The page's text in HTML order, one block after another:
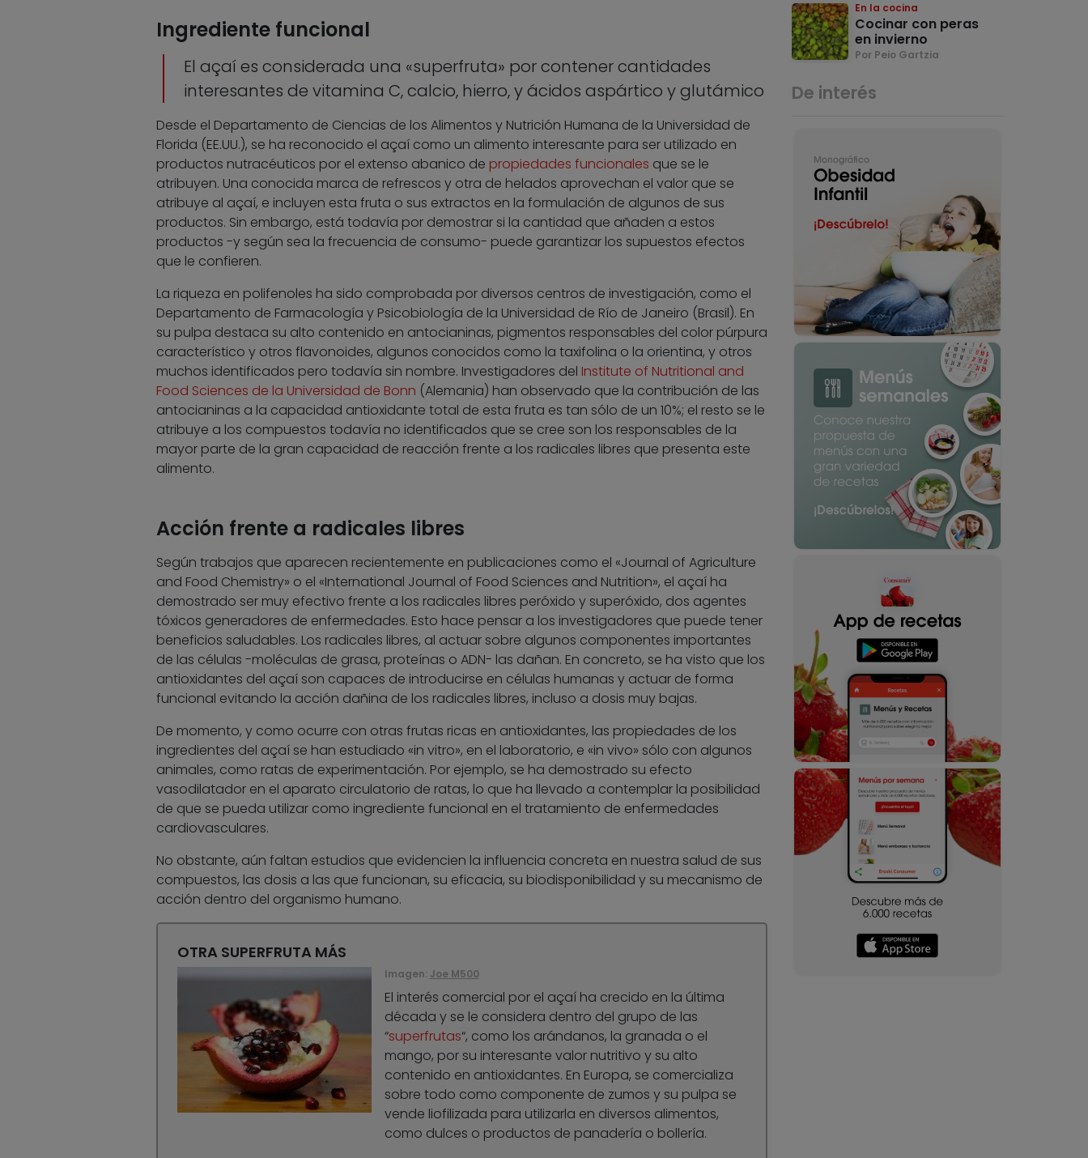
Ingrediente funcional
El açaí es considerada una «superfruta» por contener cantidades
interesantes de vitamina C, calcio, hierro, y ácidos aspártico y glutámico
Desde el Departamento de Ciencias de los Alimentos y Nutrición Humana de la Universidad de
Florida (EE.UU.), se ha reconocido el açaí como un alimento interesante para ser utilizado en
productos nutracéuticos por el extenso abanico de propiedades funcionales que se le
atribuyen. Una conocida marca de refrescos y otra de helados aprovechan el valor que se
atribuye al açaí, e incluyen esta fruta o sus extractos en la formulación de algunos de sus
productos. Sin embargo, está todavía por demostrar si la cantidad que añaden a estos
productos -y según sea la frecuencia de consumo- puede garantizar los supuestos efectos
que le confieren.
La riqueza en polifenoles ha sido comprobada por diversos centros de investigación, como el
Departamento de Farmacología y Psicobiología de la Universidad de Río de Janeiro (Brasil). En
su pulpa destaca su alto contenido en antocianinas, pigmentos responsables del color púrpura
característico y otros flavonoides, algunos conocidos como la taxifolina o la orientina, y otros
muchos identificados pero todavía sin nombre. Investigadores del Institute of Nutritional and
Food Sciences de la Universidad de Bonn (Alemania) han observado que la contribución de las
antocianinas a la capacidad antioxidante total de esta fruta es tan sólo de un 10%; el resto se le
atribuye a los compuestos todavía no identificados que se cree son los responsables de la
mayor parte de la gran capacidad de reacción frente a los radicales libres que presenta este
alimento.
Acción frente a radicales libres
Según trabajos que aparecen recientemente en publicaciones como el «Journal of Agriculture
and Food Chemistry» o el «International Journal of Food Sciences and Nutrition», el açaí ha
demostrado ser muy efectivo frente a los radicales libres peróxido y superóxido, dos agentes
tóxicos generadores de enfermedades. Esto hace pensar a los investigadores que puede tener
beneficios saludables. Los radicales libres, al actuar sobre algunos componentes importantes
de las células -moléculas de grasa, proteínas o ADN- las dañan. En concreto, se ha visto que los
antioxidantes del açaí son capaces de introducirse en células humanas y actuar de forma
funcional evitando la acción dañina de los radicales libres, incluso a dosis muy bajas.
De momento, y como ocurre con otras frutas ricas en antioxidantes, las propiedades de los
ingredientes del açaí se han estudiado «in vitro», en el laboratorio, e «in vivo» sólo con algunos
animales, como ratas de experimentación. Por ejemplo, se ha demostrado su efecto
vasodilatador en el aparato circulatorio de ratas, lo que ha llevado a contemplar la posibilidad
de que se pueda utilizar como ingrediente funcional en el tratamiento de enfermedades
cardiovasculares.
No obstante, aún faltan estudios que evidencien la influencia concreta en nuestra salud de sus
compuestos, las dosis a las que funcionan, su eficacia, su biodisponibilidad y su mecanismo de
acción dentro del organismo humano.
OTRA SUPERFRUTA MÁS
Imagen: Joe M500
El interés comercial por el açaí ha crecido en la última
década y se le considera dentro del grupo de las
“superfrutas“, como los arándanos, la granada o el
mango, por su interesante valor nutritivo y su alto
contenido en antioxidantes. En Europa, se comercializa
sobre todo como componente de zumos y su pulpa se
vende liofilizada para utilizarla en diversos alimentos,
como dulces o productos de panadería o bollería.
En la cocina
Cocinar con peras
en invierno
Por Peio Gartzia
De interés